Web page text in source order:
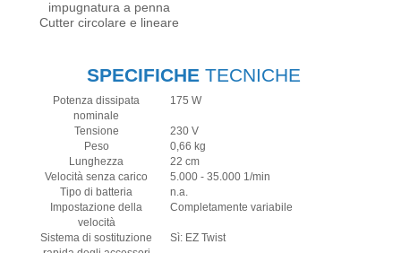
impugnatura a penna
Cutter circolare e lineare
SPECIFICHE TECNICHE
Potenza dissipata
nominale
175 W
Tensione
230 V
Peso
0,66 kg
Lunghezza
22 cm
Velocità senza carico
5.000 - 35.000 1/min
Tipo di batteria
n.a.
Impostazione della
velocità
Completamente variabile
Sistema di sostituzione
Sì: EZ Twist